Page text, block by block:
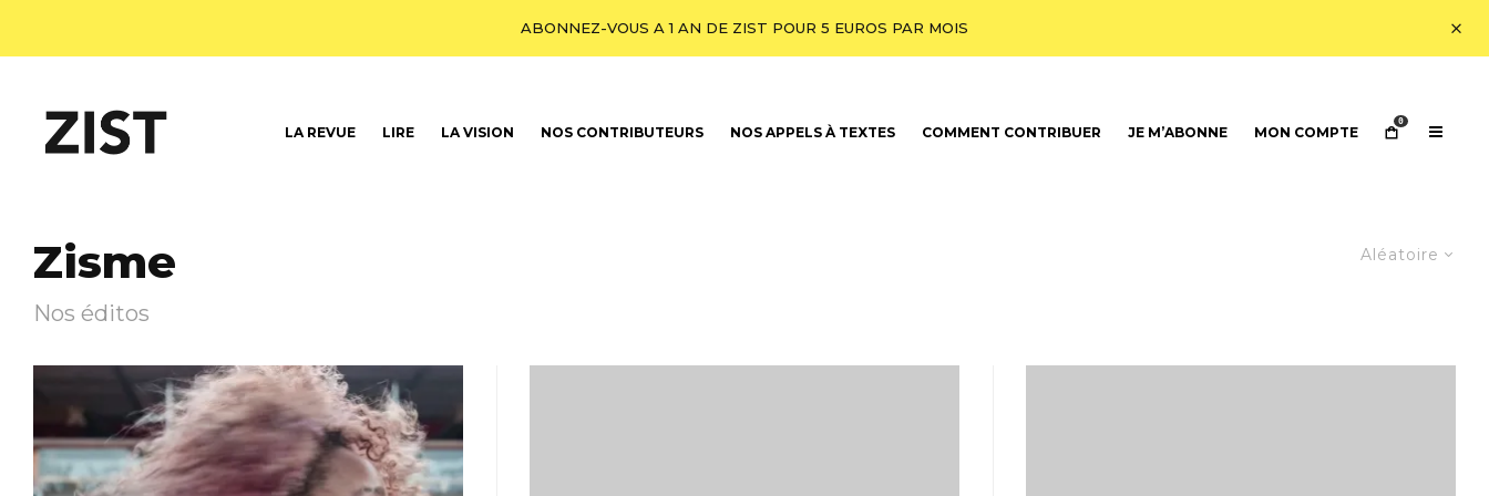
ABONNEZ-VOUS A 1 AN DE ZIST POUR 5 EUROS PAR MOIS
LA REVUE LIRE LA VISION NOS CONTRIBUTEURS NOS APPELS À TEXTES COMMENT CONTRIBUER JE M’ABONNE MON COMPTE
0
Aléatoire
Zisme
Nos éditos